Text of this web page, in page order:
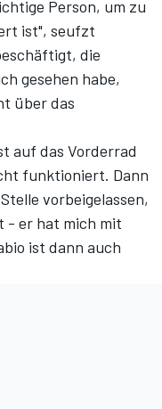
Person, um zu
ist", seufzt
die
gesehen habe,
über das
auf das Vorderrad
funktioniert. Dann
vorbeigelassen,
- er hat mich mit
ist dann auch